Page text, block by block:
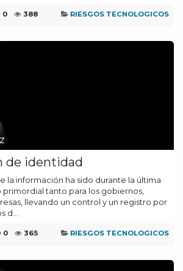
0 388 RIESGOS TECNOLOGICOS
de identidad
la información ha sido durante la última
tanto para los gobiernos,
llevando un control y un registro por
d...
0 365 RIESGOS TECNOLOGICOS